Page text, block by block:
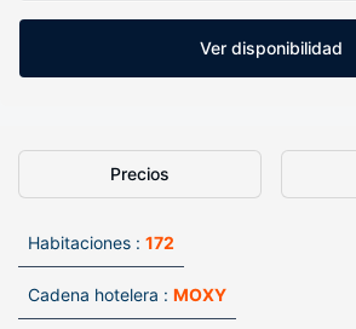
Ver disponibilidad
Precios
Habitaciones : 172
Cadena hotelera : MOXY